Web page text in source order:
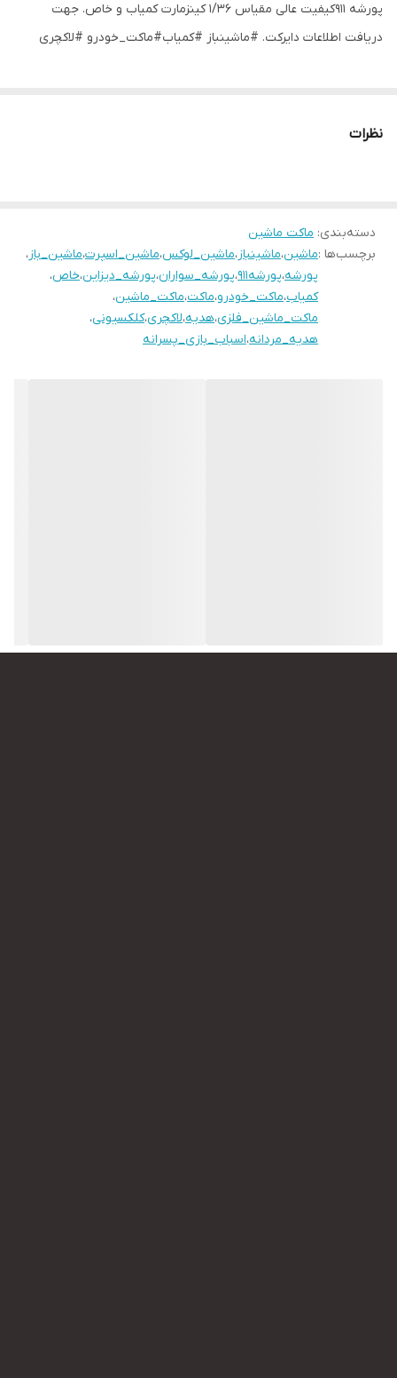
پورشه ۹۱۱کیفیت عالی مقیاس ۱/۳۶ کینزمارت کمیاب و خاص. جهت
دریافت اطلاعات دایرکت. #ماشینباز #کمیاب#ماکت_خودرو #لاکچری
نظرات
دسته‌بندی: ماکت ماشین
برچسب‌ها :ماشین،ماشینباز،ماشین_لوکس،ماشین_اسپرت،ماشین_باز،
پورشه،پورشه۹۱۱ ،پورشه_سواران،پورشه_ديزاين،خاص،
کمیاب،ماکت_خودرو،ماکت،ماکت_ماشین،
ماکت_ماشین_فلزی،هدیه،لاکچری،کلکسیونی،
هدیه_مردانه،اسباب_بازی_پسرانه